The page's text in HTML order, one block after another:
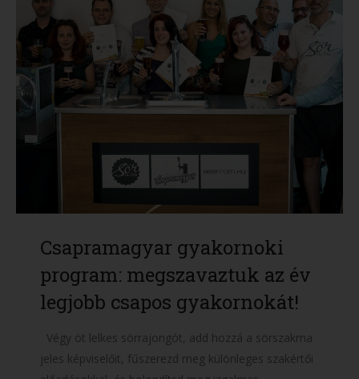
Csapramagyar gyakornoki
program: megszavaztuk az év
legjobb csapos gyakornokát!
Végy öt lelkes sörrajongót, add hozzá a sörszakma
jeles képviselőit, fűszerezd meg különleges szakértői